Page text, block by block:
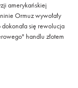
amerykańskiej
Ormuz wywołały
się rewolucja
handlu złotem